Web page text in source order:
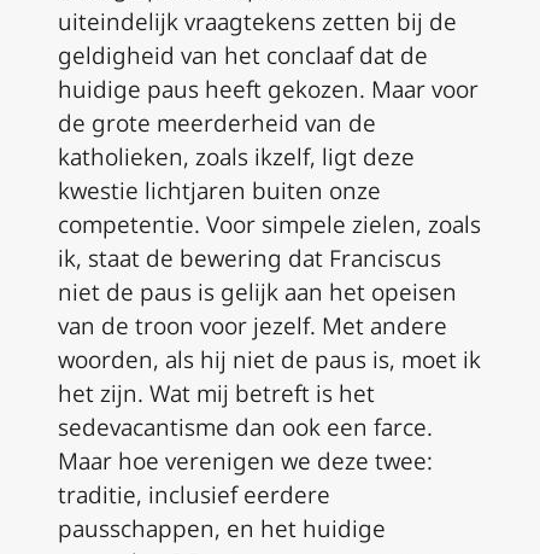
uiteindelijk vraagtekens zetten bij de
geldigheid van het conclaaf dat de
huidige paus heeft gekozen. Maar voor
de grote meerderheid van de
katholieken, zoals ikzelf, ligt deze
kwestie lichtjaren buiten onze
competentie. Voor simpele zielen, zoals
ik, staat de bewering dat Franciscus
niet de paus is gelijk aan het opeisen
van de troon voor jezelf. Met andere
woorden, als hij niet de paus is, moet ik
het zijn. Wat mij betreft is het
sedevacantisme dan ook een farce.
Maar hoe verenigen we deze twee:
traditie, inclusief eerdere
pausschappen, en het huidige